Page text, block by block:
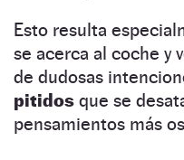
Esto resulta
se acerca al coche y
de dudosas
pitidos que se
pensamientos más